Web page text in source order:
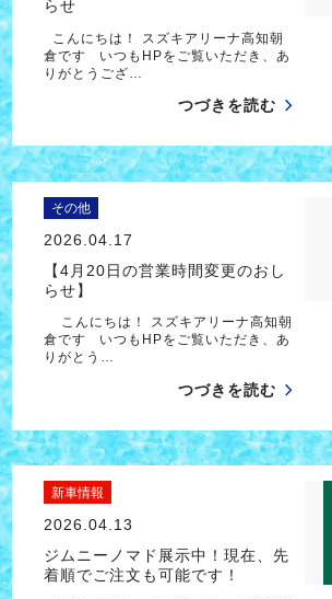
らせ
こんにちは！ スズキアリーナ高知朝
倉です いつもHPをご覧いただき、あ
りがとうござ…
つづきを読む
その他
2026.04.17
【4月20日の営業時間変更のおし
らせ】
こんにちは！ スズキアリーナ高知朝
倉です いつもHPをご覧いただき、あ
りがとう…
つづきを読む
新車情報
2026.04.13
ジムニーノマド展示中！現在、先
着順でご注文も可能です！